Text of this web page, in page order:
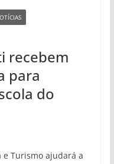
recebem
para
do
Turismo ajudará a